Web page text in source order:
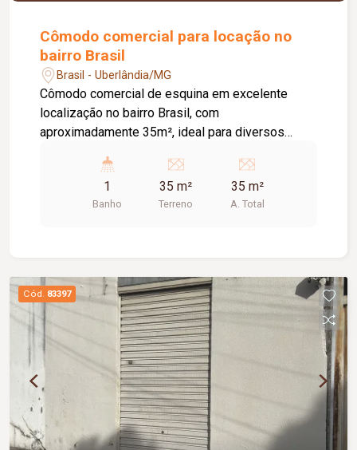
Cômodo comercial para locação no
bairro Brasil
Brasil - Uberlândia/MG
Cômodo comercial de esquina em excelente
localização no bairro Brasil, com
aproximadamente 35m², ideal para diversos
banheiro, ambiente bem distribuído, 02 portas de
aço, sendo 01 com grade de proteção,
proporcionando mais segurança. Possui ar
pronto para receber seu negócio.
1
Banho
35 m²
Terreno
35 m²
A. Total
Cód. 83397